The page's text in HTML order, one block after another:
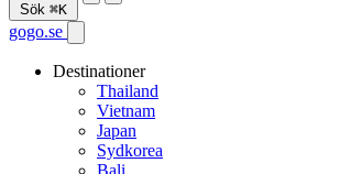
Sök ⌘K
gogo.se
Destinationer
Thailand
Vietnam
Japan
Sydkorea
Bali